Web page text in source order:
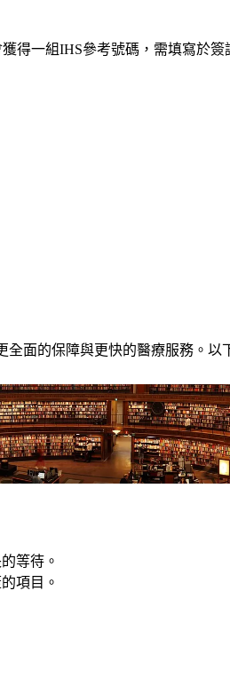
得一組IHS參考號碼，需填寫於
面的保障與更快的醫療服務。
等待。
項目。